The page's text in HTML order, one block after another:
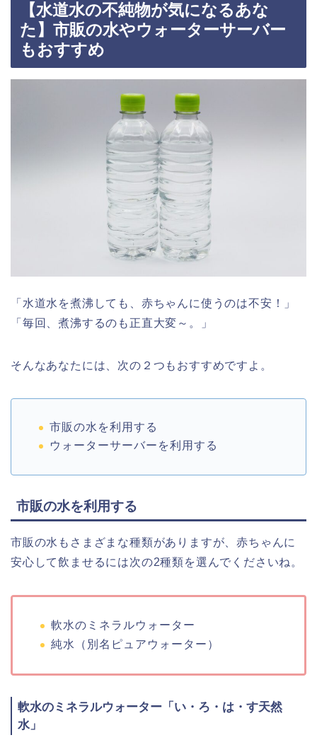
【水道水の不純物が気になるあな
た】市販の水やウォーターサーバー
もおすすめ
「水道水を煮沸しても、赤ちゃんに使うのは不安！」
「毎回、煮沸するのも正直大変～。」
そんなあなたには、次の２つもおすすめですよ。
市販の水を利用する
ウォーターサーバーを利用する
市販の水を利用する
市販の水もさまざまな種類がありますが、赤ちゃんに
安心して飲ませるには次の2種類を選んでくださいね。
軟水のミネラルウォーター
純水（別名ピュアウォーター）
軟水のミネラルウォーター「い・ろ・は・す天然
水」